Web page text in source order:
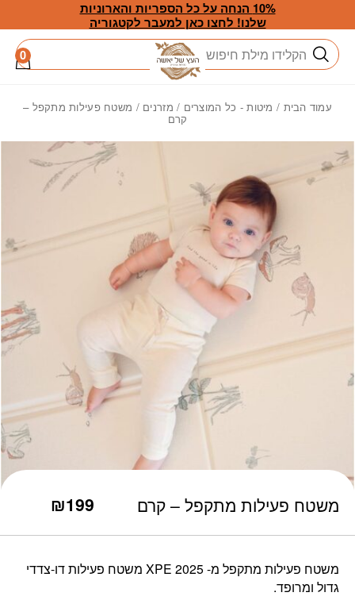
Skip to Content
10% הנחה על כל הספריות והארוניות
שלנו! לחצו כאן למעבר לקטגוריה
חיפוש 0
עמוד הבית / מיטות - כל המוצרים / מזרנים / משטח פעילות מתקפל –
קרם
משטח פעילות מתקפל – קרם ₪199
משטח פעילות מתקפל מ- XPE 2025 משטח פעילות דו-צדדי
גדול ומרופד.